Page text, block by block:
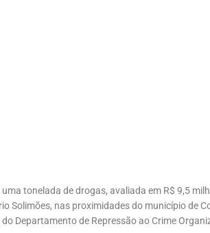
tonelada de drogas, avaliada em R$ 9,5
Solimões, nas proximidades do município de
Departamento de Repressão ao Crime